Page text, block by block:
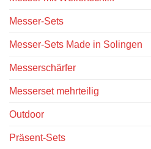
Messer-Sets
Messer-Sets Made in Solingen
Messerschärfer
Messerset mehrteilig
Outdoor
Präsent-Sets